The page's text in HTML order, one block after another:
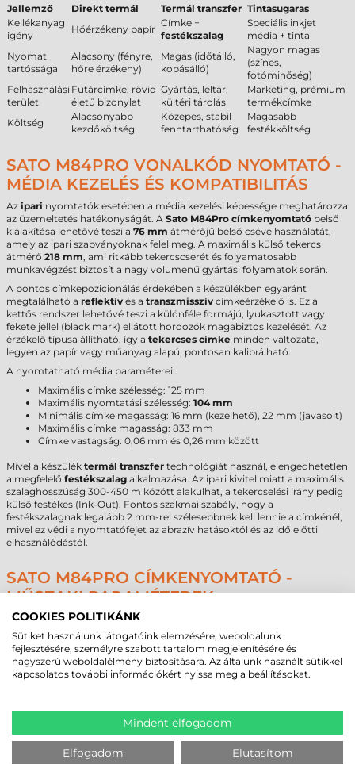
Jellemző Direkt termál Termál transzfer Tintasugaras
Kellékanyag
igény
Hőérzékeny papír
Címke +
festékszalag
Speciális inkjet
média + tinta
Nyomat
tartóssága
Alacsony (fényre,
hőre érzékeny)
Magas (időtálló,
kopásálló)
Nagyon magas
(színes,
fotóminőség)
Felhasználási
terület
Futárcímke, rövid
életű bizonylat
Gyártás, leltár,
kültéri tárolás
Marketing, prémium
termékcímke
Költség
Alacsonyabb
kezdőköltség
Közepes, stabil
fenntarthatóság
Magasabb
festékköltség
SATO M84PRO VONALKÓD NYOMTATÓ -
MÉDIA KEZELÉS ÉS KOMPATIBILITÁS
Az ipari nyomtatók esetében a média kezelési képessége meghatározza
az üzemeltetés hatékonyságát. A Sato M84Pro címkenyomtató belső
kialakítása lehetővé teszi a 76 mm átmérőjű belső cséve használatát,
amely az ipari szabványoknak felel meg. A maximális külső tekercs
átmérő 218 mm, ami ritkább tekercscserét és folyamatosabb
munkavégzést biztosít a nagy volumenű gyártási folyamatok során.
A pontos címkepozicionálás érdekében a készülékben egyaránt
megtalálható a reflektív és a transzmisszív címkeérzékelő is. Ez a
kettős rendszer lehetővé teszi a különféle formájú, lyukasztott vagy
fekete jellel (black mark) ellátott hordozók magabiztos kezelését. Az
érzékelő típusa állítható, így a tekercses címke minden változata,
legyen az papír vagy műanyag alapú, pontosan kalibrálható.
A nyomtatható média paraméterei:
Maximális címke szélesség: 125 mm
Maximális nyomtatási szélesség: 104 mm
Minimális címke magasság: 16 mm (kezelhető), 22 mm (javasolt)
Maximális címke magasság: 833 mm
Címke vastagság: 0,06 mm és 0,26 mm között
Mivel a készülék termál transzfer technológiát használ, elengedhetetlen
a megfelelő festékszalag alkalmazása. Az ipari kivitel miatt a maximális
szalaghosszúság 300-450 m között alakulhat, a tekercselési irány pedig
külső festékes (Ink-Out). Fontos szakmai szabály, hogy a
festékszalagnak legalább 2 mm-rel szélesebbnek kell lennie a címkénél,
mivel ez védi a nyomtatófejet az abrazív hatásoktól és az idő előtti
elhasználódástól.
SATO M84PRO CÍMKENYOMTATÓ -
MŰSZAKI PARAMÉTEREK
A technológiai döntés támogatásához az alábbi táblázatban foglaltuk
össze aSato M84Pro címkenyomtatólegfontosabb adatait:
Paraméter
Adat
Márka
Sato
Felbontás
300 dpi
Maximális nyomtatási sebesség
203 mm/sec
Maximális tekercsátmérő
218 mm
Cséveméret
COOKIES POLITIKÁNK
Sütiket használunk látogatóink elemzésére, weboldalunk
fejlesztésére, személyre szabott tartalom megjelenítésére és
nagyszerű weboldalélmény biztosítására. Az általunk használt sütikkel
kapcsolatos további információkért nyissa meg a beállításokat.
Mindent elfogadom
Elfogadom Elutasítom